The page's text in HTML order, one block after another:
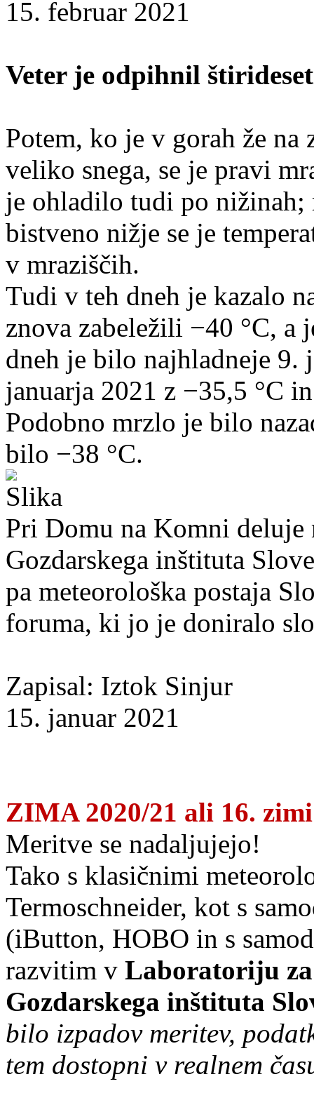
15. februar 2021
Veter je odpihnil
Potem, ko je v gorah že na
veliko snega, se je pravi
je ohladilo tudi po nižinah;
bistveno nižje se je
v mraziščih.
Tudi v teh dneh je kazalo
znova zabeležili −40 °C, a
dneh je bilo najhladneje 9.
januarja 2021 z −35,5 °C
Podobno mrzlo je bilo
bilo −38 °C.
Pri Domu na Komni deluje
Gozdarskega inštituta
pa meteorološka postaja
foruma, ki jo je doniralo
Zapisal: Iztok Sinjur
15. januar 2021
ZIMA 2020/21 ali 16.
Meritve se nadaljujejo!
Tako s klasičnimi
Termoschneider, kot s
(iButton, HOBO in s
razvitim v Laboratoriju
Gozdarskega inštituta
bilo izpadov meritev,
tem dostopni v realnem